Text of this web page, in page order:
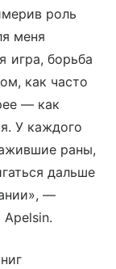
роль
меня
игра, борьба
как часто
— как
У каждого
раны,
дальше
—
Apelsin.